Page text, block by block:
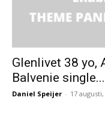
Glenlivet 38 yo,
Balvenie single...
Daniel Speijer - 17 augusti,